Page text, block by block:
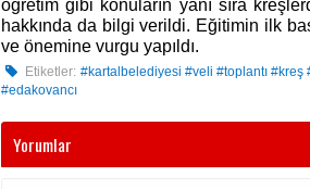
öğretim gibi konuların yanı sıra
hakkında da bilgi verildi. Eğitimin ilk
ve önemine vurgu yapıldı.
Etiketler: #kartalbelediyesi #veli #toplantı
#edakovancı
Yorumlar